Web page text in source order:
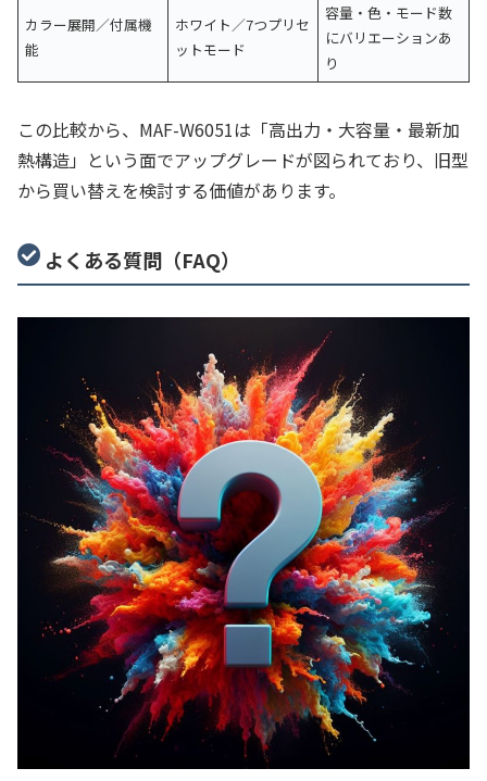
カラー展開／付属機
能
ホワイト／7つプリセ
ットモード
容量・色・モード数
にバリエーションあ
り
この比較から、MAF-W6051は「高出力・大容量・最新加
熱構造」という面でアップグレードが図られており、旧型
から買い替えを検討する価値があります。
よくある質問（FAQ）